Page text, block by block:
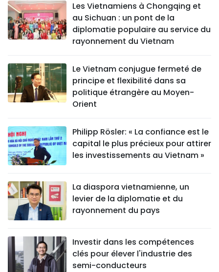
Les Vietnamiens à Chongqing et
au Sichuan : un pont de la
diplomatie populaire au service du
rayonnement du Vietnam
Le Vietnam conjugue fermeté de
principe et flexibilité dans sa
politique étrangère au Moyen-
Orient
Philipp Rösler: « La confiance est le
capital le plus précieux pour attirer
les investissements au Vietnam »
La diaspora vietnamienne, un
levier de la diplomatie et du
rayonnement du pays
Investir dans les compétences
clés pour élever l'industrie des
semi-conducteurs